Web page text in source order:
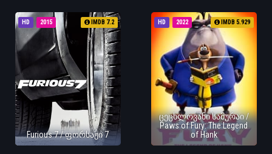
HD 2015 IMDB 7.2
Furious 7 / ფორსაჟი 7
HD 2022 IMDB 5.929
ცეცხლოვანი სამურაი /
Paws of Fury: The Legend
of Hank